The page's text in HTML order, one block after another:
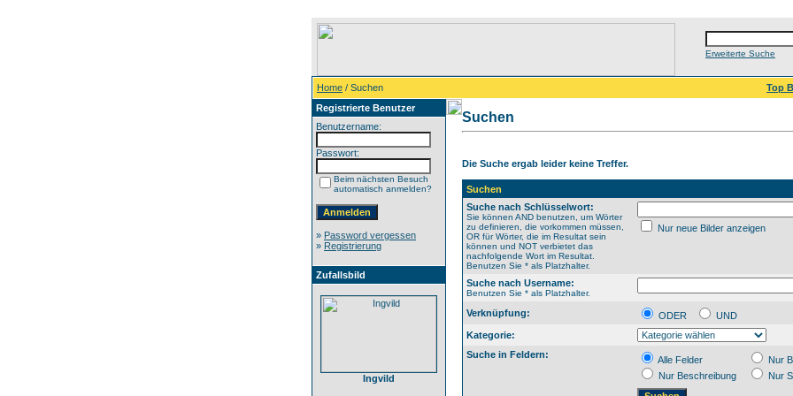
Erweiterte Suche
Home / Suchen
Top
Registrierte Benutzer
Benutzername:
Passwort:
Beim nächsten Besuch
automatisch anmelden?
» Password vergessen
» Registrierung
Zufallsbild
Ingvild
Suchen
Die Suche ergab leider keine Treffer.
Suchen
Suche nach Schlüsselwort:
Sie können AND benutzen, um Wörter
zu definieren, die vorkommen müssen,
OR für Wörter, die im Resultat sein
können und NOT verbietet das
nachfolgende Wort im Resultat.
Benutzen Sie * als Platzhalter.
Nur neue Bilder anzeigen
Suche nach Username:
Benutzen Sie * als Platzhalter.
Verknüpfung: ODER
UND
Kategorie:
Suche in Feldern:
Alle Felder
Nur
Nur Beschreibung
Nur